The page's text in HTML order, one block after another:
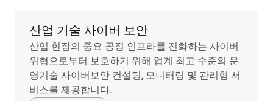
산업 기술 사이버 보안
산업 현장의 중요 공정 인프라를 진화하는 사이버
위협으로부터 보호하기 위해 업계 최고 수준의 운
영기술 사이버보안 컨설팅, 모니터링 및 관리형 서
비스를 제공합니다.